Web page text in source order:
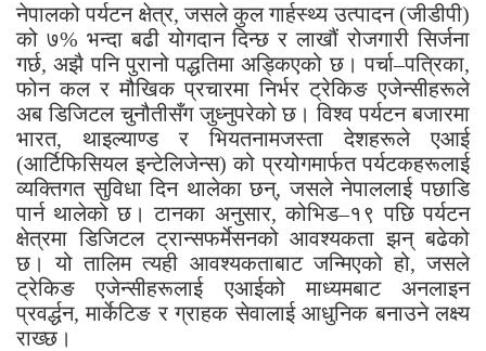
नेपालको पर्यटन क्षेत्र, जसले कुल गार्हस्थ्य उत्पादन (जीडीपी)
को ७% भन्दा बढी योगदान दिन्छ र लाखौं रोजगारी सिर्जना
गर्छ, अझै पनि पुरानो पद्धतिमा अड्किएको छ। पर्चा–पत्रिका,
फोन कल र मौखिक प्रचारमा निर्भर ट्रेकिङ एजेन्सीहरूले
अब डिजिटल चुनौतीसँग जुध्नुपरेको छ। विश्व पर्यटन बजारमा
भारत, थाइल्याण्ड र भियतनामजस्ता देशहरूले एआई
(आर्टिफिसियल इन्टेलिजेन्स) को प्रयोगमार्फत पर्यटकहरूलाई
व्यक्तिगत सुविधा दिन थालेका छन्, जसले नेपाललाई पछाडि
पार्न थालेको छ। टानका अनुसार, कोभिड–१९ पछि पर्यटन
क्षेत्रमा डिजिटल ट्रान्सफर्मेसनको आवश्यकता झन् बढेको
छ। यो तालिम त्यही आवश्यकताबाट जन्मिएको हो, जसले
ट्रेकिङ एजेन्सीहरूलाई एआईको माध्यमबाट अनलाइन
प्रवर्द्धन, मार्केटिङ र ग्राहक सेवालाई आधुनिक बनाउने लक्ष्य
राख्छ।